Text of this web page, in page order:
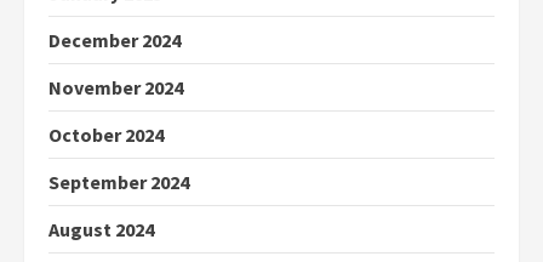
December 2024
November 2024
October 2024
September 2024
August 2024